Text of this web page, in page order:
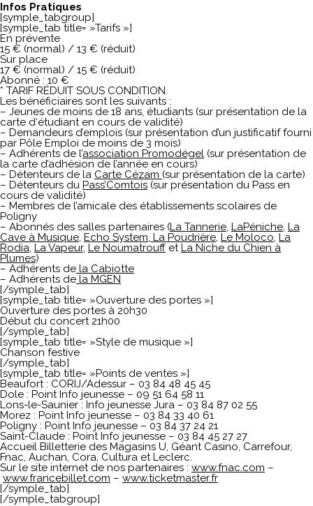
Infos Pratiques
[symple_tabgroup]
[symple_tab title= »Tarifs »]
En prévente
15 € (normal) / 13 € (réduit)
Sur place
17 € (normal) / 15 € (réduit)
Abonné : 10 €
* TARIF RÉDUIT SOUS CONDITION.
Les bénéficiaires sont les suivants :
– Jeunes de moins de 18 ans, étudiants (sur présentation de la
carte d‘étudiant en cours de validité)
– Demandeurs d’emplois (sur présentation d’un justificatif fourni
par Pôle Emploi de moins de 3 mois)
– Adhérents de l’association Promodégel (sur présentation de
la carte d’adhésion de l’année en cours)
– Détenteurs de la Carte Cézam (sur présentation de la carte)
– Détenteurs du Pass’Comtois (sur présentation du Pass en
cours de validité)
– Membres de l’amicale des établissements scolaires de
Poligny
– Abonnés des salles partenaires (La Tannerie, LaPéniche, La
Cave à Musique, Echo System, La Poudrière, Le Moloco, La
Rodia, La Vapeur, Le Noumatrouff etLa Niche du Chien à
Plumes)
– Adhérents de la Cabiotte
– Adhérents de la MGEN
[/symple_tab]
[symple_tab title= »Ouverture des portes »]
Ouverture des portes à 20h30
Début du concert 21h00
[/symple_tab]
[symple_tab title= »Style de musique »]
Chanson festive
[/symple_tab]
[symple_tab title= »Points de ventes »]
Beaufort : CORIJ/Adessur – 03 84 48 45 45
Dole : Point Info jeunesse – 09 51 64 58 11
Lons-le-Saunier : Info jeunesse Jura – 03 84 87 02 55
Morez : Point Info jeunesse – 03 84 33 40 61
Poligny : Point Info jeunesse – 03 84 37 24 21
Saint-Claude : Point Info jeunesse – 03 84 45 27 27
Accueil Billetterie des Magasins U, Géant Casino, Carrefour,
Fnac, Auchan, Cora, Cultura et Leclerc.
Sur le site internet de nos partenaires : www.fnac.com –
www.francebillet.com – www.ticketmaster.fr
[/symple_tab]
[/symple_tabgroup]